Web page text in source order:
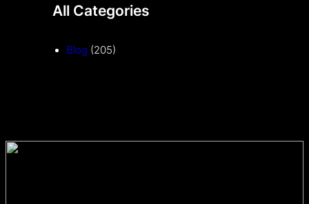
All Categories
Blog (205)